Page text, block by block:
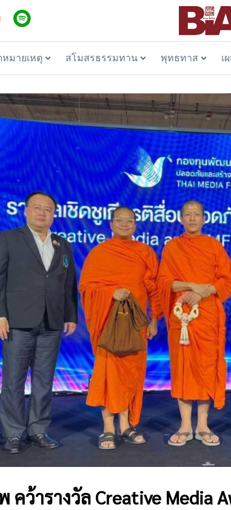
หมายเหตุ สโมสรธรรมทาน พุทธทาส เ
คว้ารางวัล Creative Media